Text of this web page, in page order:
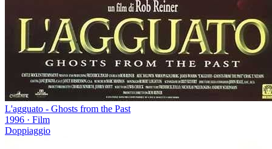
L'agguato - Ghosts from the Past
1996 · Film
Doppiaggio